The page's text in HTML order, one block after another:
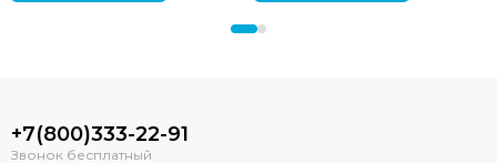
+7(800)333-22-91